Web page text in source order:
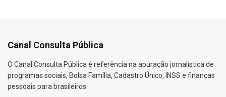
Canal Consulta Pública
O Canal Consulta Pública é referência na apuração jornalística de
programas sociais, Bolsa Família, Cadastro Único, INSS e finanças
pessoais para brasileiros.